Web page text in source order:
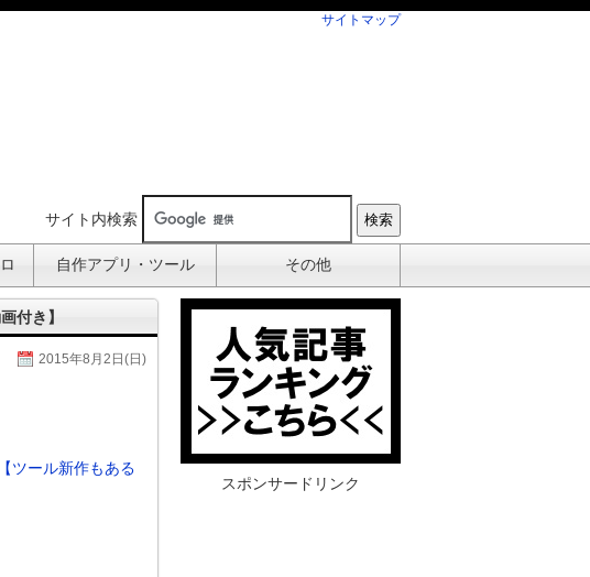
サイトマップ
サイト内検索
自作アプリ・ツール その他
付き】
2015年8月2日(日)
ツール新作もある
スポンサードリンク